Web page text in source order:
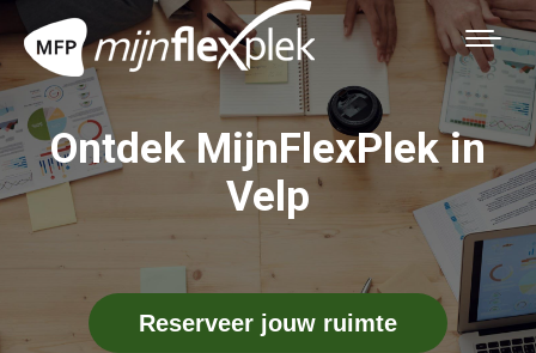
Ontdek MijnFlexPlek in
Velp
Reserveer jouw ruimte